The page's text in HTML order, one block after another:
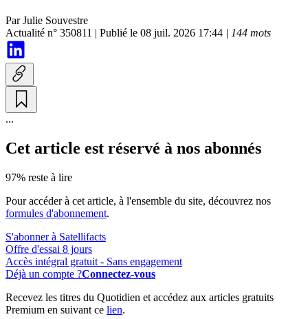
ParJulie Souvestre
Actualité n° 350811 | Publié le 08 juil. 2026 17:44 | 144 mots
...
Cet article est réservé à nos abonnés
97% reste à lire
Pour accéder à cet article, à l'ensemble du site, découvrez nos
formules d'abonnement.
S'abonner à Satellifacts
Offre d'essai 8 jours
Accès intégral gratuit - Sans engagement
Déjà un compte ?Connectez-vous
Recevez les titres du Quotidien et accédez aux articles gratuits
Premium en suivant ce lien.